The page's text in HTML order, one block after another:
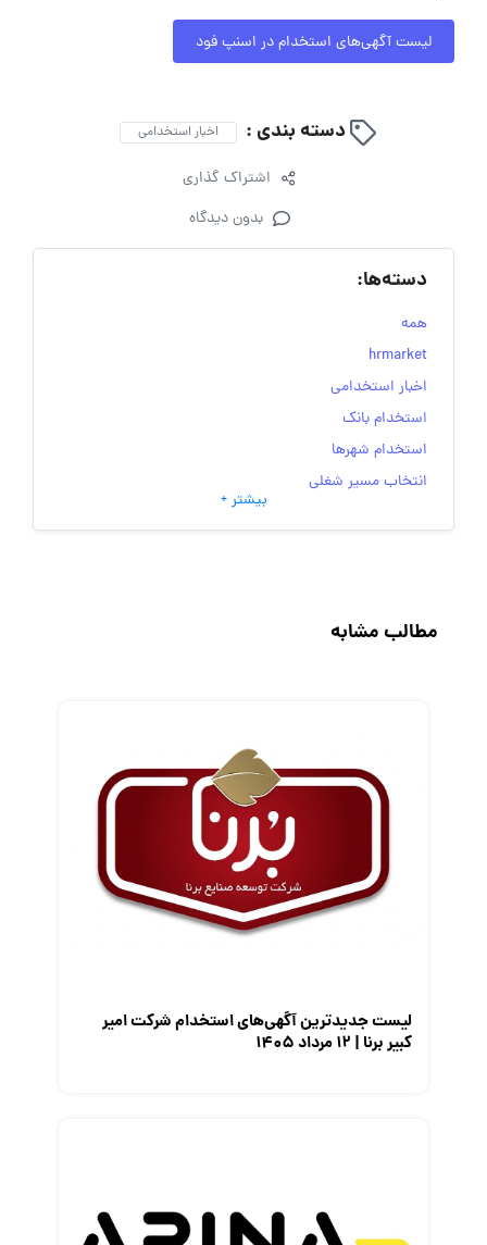
لیست آگهی‌های استخدام در اسنپ فود
دسته بندی : اخبار استخدامی
اشتراک گذاری
بدون دیدگاه
دسته‌ها:
همه
hrmarket
اخبار استخدامی
استخدام بانک
استخدام شهرها
انتخاب مسیر شغلی
به‌روزرسانی‌های سایت (کارجویی)
رزومه
گزارش‌های آماری
معرفی متخصصان منابع انسانی
بیشتر +
مطالب مشابه
لیست جدیدترین آگهی‌های استخدام شرکت امیر
کبیر برنا | ۱۲ مرداد ۱۴۰۵